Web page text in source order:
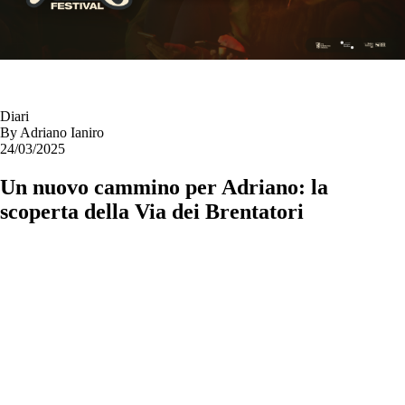
Diari
By Adriano Ianiro
24/03/2025
Un nuovo cammino per Adriano: la
scoperta della Via dei Brentatori